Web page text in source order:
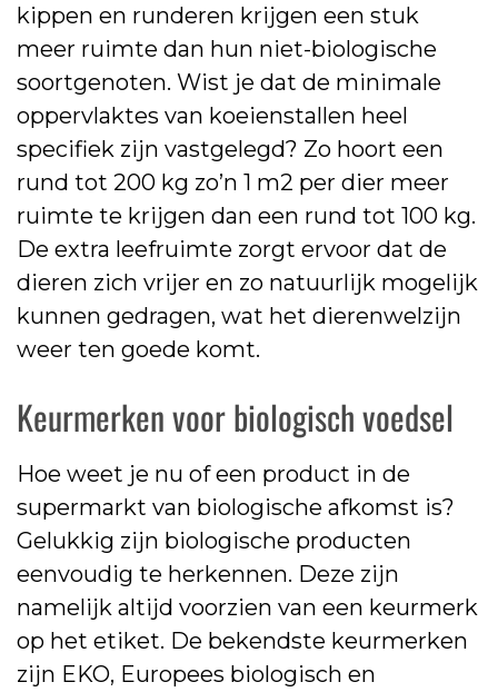
kippen en runderen krijgen een stuk
meer ruimte dan hun niet-biologische
soortgenoten. Wist je dat de minimale
oppervlaktes van koeienstallen heel
specifiek zijn vastgelegd? Zo hoort een
rund tot 200 kg zo’n 1 m2 per dier meer
ruimte te krijgen dan een rund tot 100 kg.
De extra leefruimte zorgt ervoor dat de
dieren zich vrijer en zo natuurlijk mogelijk
kunnen gedragen, wat het dierenwelzijn
weer ten goede komt.
Keurmerken voor biologisch voedsel
Hoe weet je nu of een product in de
supermarkt van biologische afkomst is?
Gelukkig zijn biologische producten
eenvoudig te herkennen. Deze zijn
namelijk altijd voorzien van een keurmerk
op het etiket. De bekendste keurmerken
zijn EKO, Europees biologisch en